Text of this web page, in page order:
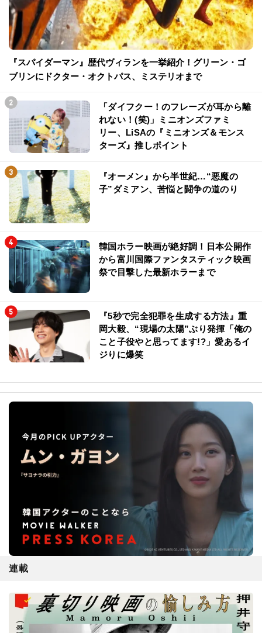
『スパイダーマン』歴代ヴィランを一挙紹介！グリーン・ゴ
ブリンにドクター・オクトパス、ミステリオまで
「ダイフクー！のフレーズが耳から離
れない！(笑)」ミニオンズファミ
リー、LiSAの『ミニオンズ＆モンス
ターズ』推しポイント
『オーメン』から半世紀…“悪魔の
子”ダミアン、苦悩と闘争の道のり
韓国ホラー映画が絶好調！日本公開作
から富川国際ファンタスティック映画
祭で目撃した最新ホラーまで
『5秒で完全犯罪を生成する方法』重
岡大毅、“現場の太陽”ぶり発揮「俺の
こと子役やと思ってます!?」愛あるイ
ジりに爆笑
連載